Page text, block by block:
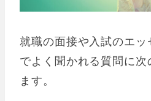
就職の面接や入試のエ
でよく聞かれる質問に次
ます。